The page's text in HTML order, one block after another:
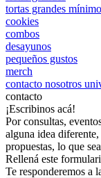
tortas grandes
cookies
combos
desayunos
pequeños gustos
merch
contacto nosotros
contacto
¡Escribinos acá!
Por consultas,
alguna idea diferente,
propuestas, lo que
Rellená este
Te responderemos a